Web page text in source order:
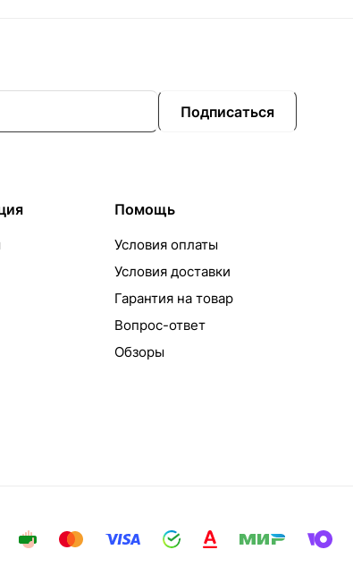
Подписаться
Помощь
Условия оплаты
Условия доставки
Гарантия на товар
Вопрос-ответ
Обзоры